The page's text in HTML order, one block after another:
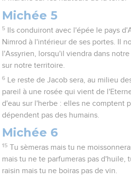
Michée 5
5
Ils conduiront avec l'épée le pays
Nimrod à l'intérieur de ses portes. Il
l'Assyrien, lorsqu'il viendra dans
sur notre territoire.
6
Le reste de Jacob sera, au milieu
pareil à une rosée qui vient de
d'eau sur l'herbe : elles ne comptent
dépendent pas des humains.
Michée 6
15 Tu sèmeras mais tu ne
mais tu ne te parfumeras pas d'huile,
raisin mais tu ne boiras pas de vin.